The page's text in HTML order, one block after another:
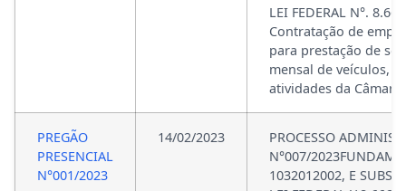
LEI FEDERAL N°.
Contratação de
para prestação de
mensal de veículos,
atividades da
PREGÃO
PRESENCIAL
N°001/2023
14/02/2023
PROCESSO
N°007/
1032012002, E